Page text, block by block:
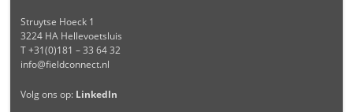
Struytse Hoeck 1
3224 HA Hellevoetsluis
T +31(0)181 – 33 64 32
info@fieldconnect.nl
Volg ons op: LinkedIn